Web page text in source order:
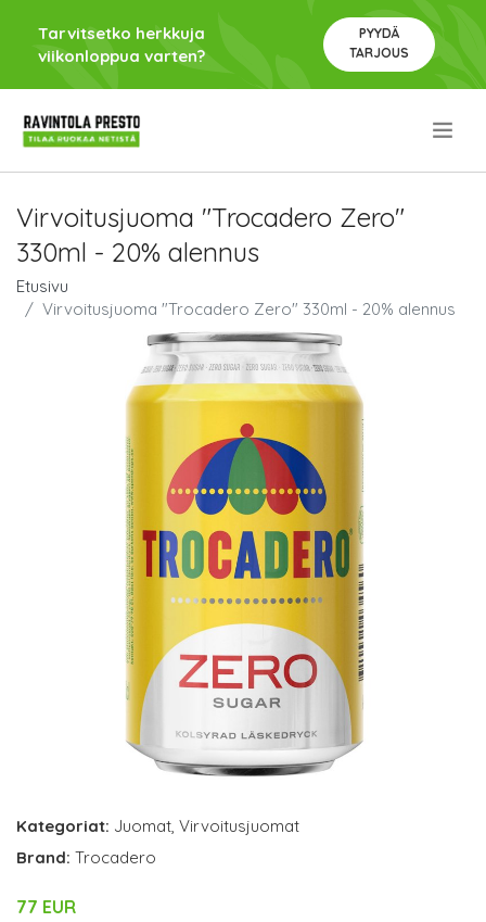
Tarvitsetko herkkuja
viikonloppua varten?
PYYDÄ
TARJOUS
Virvoitusjuoma "Trocadero Zero"
330ml - 20% alennus
Etusivu
Virvoitusjuoma "Trocadero Zero" 330ml - 20% alennus
Kategoriat: Juomat, Virvoitusjuomat
Brand: Trocadero
77 EUR